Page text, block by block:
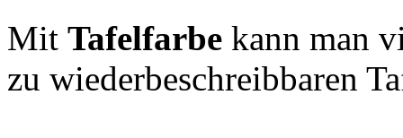
Mit Tafelfarbe kann man
zu wiederbeschreibbaren